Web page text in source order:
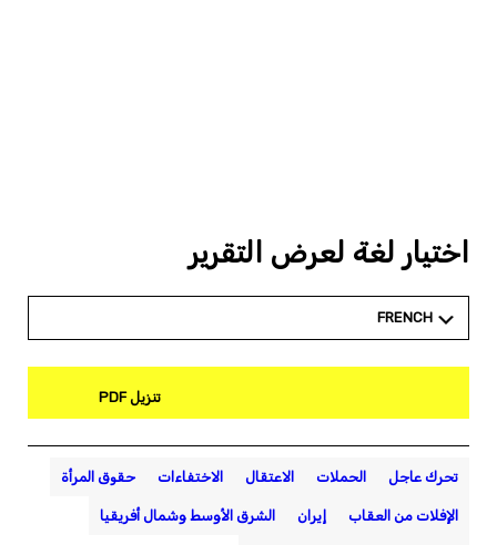
اختيار لغة لعرض التقرير
FRENCH
تنزيل PDF
تحرك عاجل الحملات الاعتقال الاختفاءات حقوق المرأة
الإفلات من العقاب إيران الشرق الأوسط وشمال أفريقيا